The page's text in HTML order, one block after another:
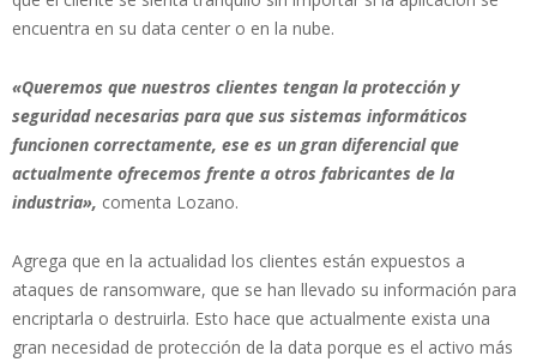
encuentra en su data center o en la nube.
«Queremos que nuestros clientes tengan la protección y
seguridad necesarias para que sus sistemas informáticos
funcionen correctamente, ese es un gran diferencial que
actualmente ofrecemos frente a otros fabricantes de la
industria», comenta Lozano.
Agrega que en la actualidad los clientes están expuestos a
ataques de ransomware, que se han llevado su información para
encriptarla o destruirla. Esto hace que actualmente exista una
gran necesidad de protección de la data porque es el activo más